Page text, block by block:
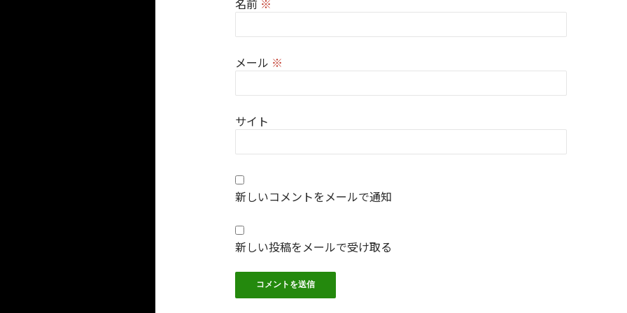
メール ※
サイト
新しいコメントをメールで通知
新しい投稿をメールで受け取る